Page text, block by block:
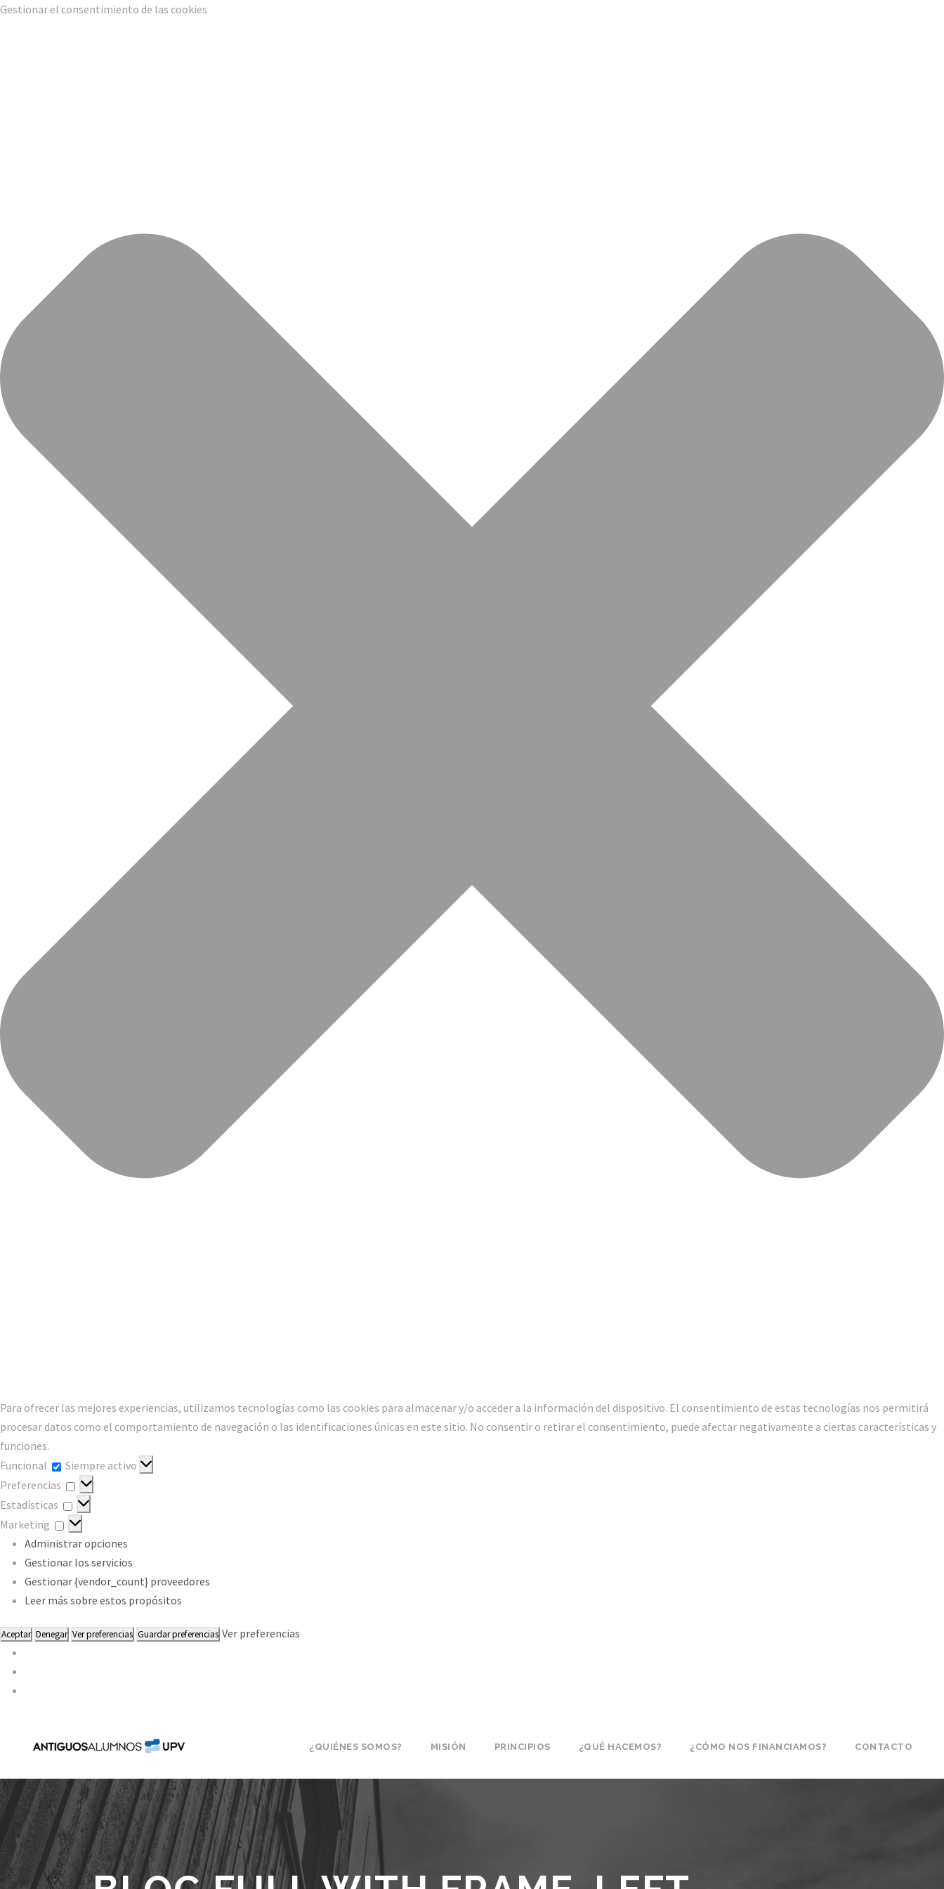
Gestionar el consentimiento de las cookies
Para ofrecer las mejores experiencias, utilizamos tecnologías como las cookies para almacenar y/o acceder a la información del dispositivo. El consentimiento de estas tecnologías nos permitirá
procesar datos como el comportamiento de navegación o las identificaciones únicas en este sitio. No consentir o retirar el consentimiento, puede afectar negativamente a ciertas características y
funciones.
Funcional
Funcional
Siempre activo
Preferencias
Preferencias
Estadísticas
Estadísticas
Marketing
Marketing
Administrar opciones
Gestionar los servicios
Gestionar {vendor_count} proveedores
Leer más sobre estos propósitos
Aceptar Denegar Ver preferencias Guardar preferencias Ver preferencias
¿QUIÉNES SOMOS? MISIÓN PRINCIPIOS ¿QUÉ HACEMOS? ¿CÓMO NOS FINANCIAMOS? CONTACTO